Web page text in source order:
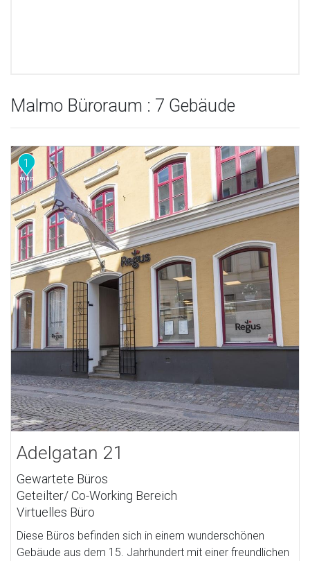
Malmo Büroraum : 7 Gebäude
1
Adelgatan 21
Gewartete Büros
Geteilter/ Co-Working Bereich
Virtuelles Büro
Diese Büros befinden sich in einem wunderschönen
Gebäude aus dem 15. Jahrhundert mit einer freundlichen